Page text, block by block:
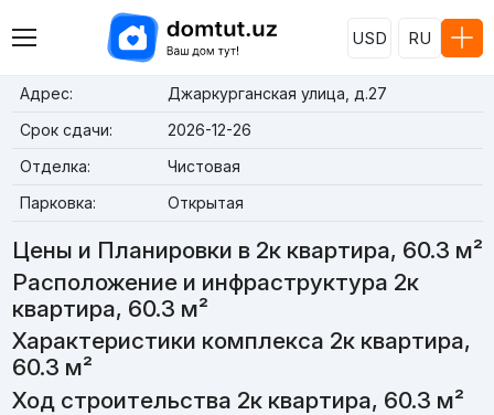
USD RU
Адрес:
Джаркурганская улица, д.27
Срок сдачи:
2026-12-26
Отделка:
Чистовая
Парковка:
Открытая
Цены и Планировки в 2к квартира, 60.3 м²
Расположение и инфраструктура 2к
квартира, 60.3 м²
Характеристики комплекса 2к квартира,
60.3 м²
Ход строительства 2к квартира, 60.3 м²